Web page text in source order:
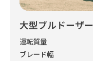
大型ブルドーザー
運転質量
ブレード幅